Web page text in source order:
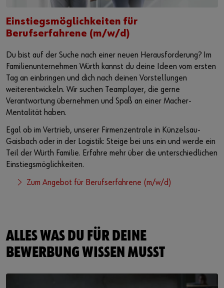
Einstiegsmöglichkeiten für
Berufserfahrene (m/w/d)
Du bist auf der Suche nach einer neuen Herausforderung? Im
Familienunternehmen Würth kannst du deine Ideen vom ersten
Tag an einbringen und dich nach deinen Vorstellungen
weiterentwickeln. Wir suchen Teamplayer, die gerne
Verantwortung übernehmen und Spaß an einer Macher-
Mentalität haben.
Egal ob im Vertrieb, unserer Firmenzentrale in Künzelsau-
Gaisbach oder in der Logistik: Steige bei uns ein und werde ein
Teil der Würth Familie. Erfahre mehr über die unterschiedlichen
Einstiegsmöglichkeiten.
Zum Angebot für Berufserfahrene (m/w/d)
ALLES WAS DU FÜR DEINE
BEWERBUNG WISSEN MUSST